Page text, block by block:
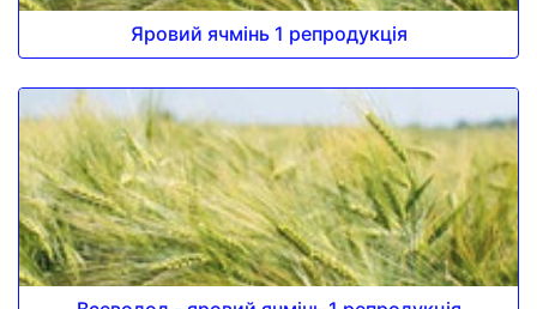
Яровий ячмінь 1 репродукція